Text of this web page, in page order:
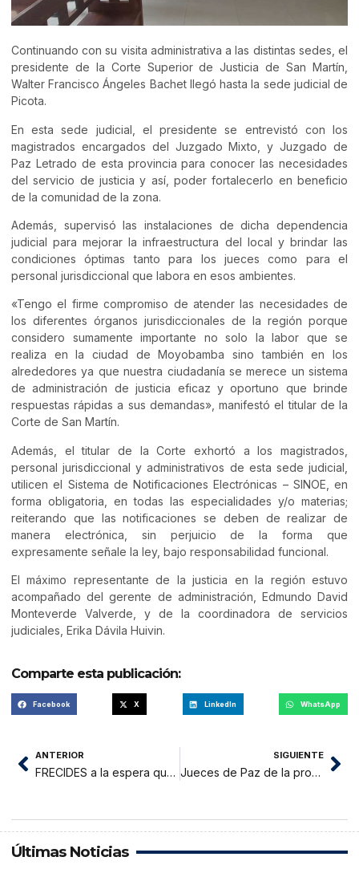
Continuando con su visita administrativa a las distintas sedes, el
presidente de la Corte Superior de Justicia de San Martín,
Walter Francisco Ángeles Bachet llegó hasta la sede judicial de
Picota.
En esta sede judicial, el presidente se entrevistó con los
magistrados encargados del Juzgado Mixto, y Juzgado de
Paz Letrado de esta provincia para conocer las necesidades
del servicio de justicia y así, poder fortalecerlo en beneficio
de la comunidad de la zona.
Además, supervisó las instalaciones de dicha dependencia
judicial para mejorar la infraestructura del local y brindar las
condiciones óptimas tanto para los jueces como para el
personal jurisdiccional que labora en esos ambientes.
«Tengo el firme compromiso de atender las necesidades de
los diferentes órganos jurisdiccionales de la región porque
considero sumamente importante no solo la labor que se
realiza en la ciudad de Moyobamba sino también en los
alrededores ya que nuestra ciudadanía se merece un sistema
de administración de justicia eficaz y oportuno que brinde
respuestas rápidas a sus demandas», manifestó el titular de la
Corte de San Martín.
Además, el titular de la Corte exhortó a los magistrados,
personal jurisdiccional y administrativos de esta sede judicial,
utilicen el Sistema de Notificaciones Electrónicas – SINOE, en
forma obligatoria, en todas las especialidades y/o materias;
reiterando que las notificaciones se deben de realizar de
manera electrónica, sin perjuicio de la forma que
expresamente señale la ley, bajo responsabilidad funcional.
El máximo representante de la justicia en la región estuvo
acompañado del gerente de administración, Edmundo David
Monteverde Valverde, y de la coordinadora de servicios
judiciales, Erika Dávila Huivin.
Comparte esta publicación:
Facebook X LinkedIn WhatsApp
ANTERIOR
FRECIDES a la espera que Gobernador instale mesa técnica para megaproyecto
SIGUIENTE
Jueces de Paz de la provincia de Picota, sostuvieron el Primer Encuentro Preparatorio con miras al Encuentro Macroregional por el Bicentenario de la Justicia de Paz.
Últimas Noticias